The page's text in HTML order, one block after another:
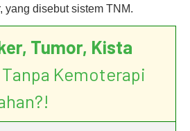
yang disebut sistem TNM.
Tumor, Kista
Kemoterapi